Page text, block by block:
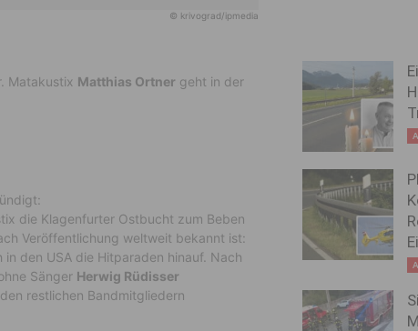
© krivograd/ipmedia
Matakustix Matthias Ortner geht in der
die Klagenfurter Ostbucht zum Beben
Veröffentlichung weltweit bekannt ist:
den USA die Hitparaden hinauf. Nach
Sänger Herwig Rüdisser
restlichen Bandmitgliedern